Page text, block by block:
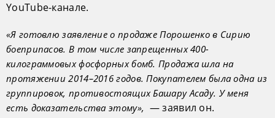
YouTube-канале.
«Я готовлю заявление о продаже Порошенко в Сирию
боеприпасов. В том числе запрещенных 400-
килограммовых фосфорных бомб. Продажа шла на
протяжении 2014–2016 годов. Покупателем была одна из
группировок, противостоящих Башару Асаду. У меня
есть доказательства этому», — заявил он.